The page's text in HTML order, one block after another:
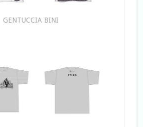
GENTUCCIA BINI